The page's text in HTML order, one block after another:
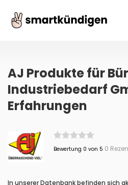
AJ Produkte für
Industriebedarf
Erfahrungen
Bewertung 0 von 5 0
In unserer Datenbank befinden sich